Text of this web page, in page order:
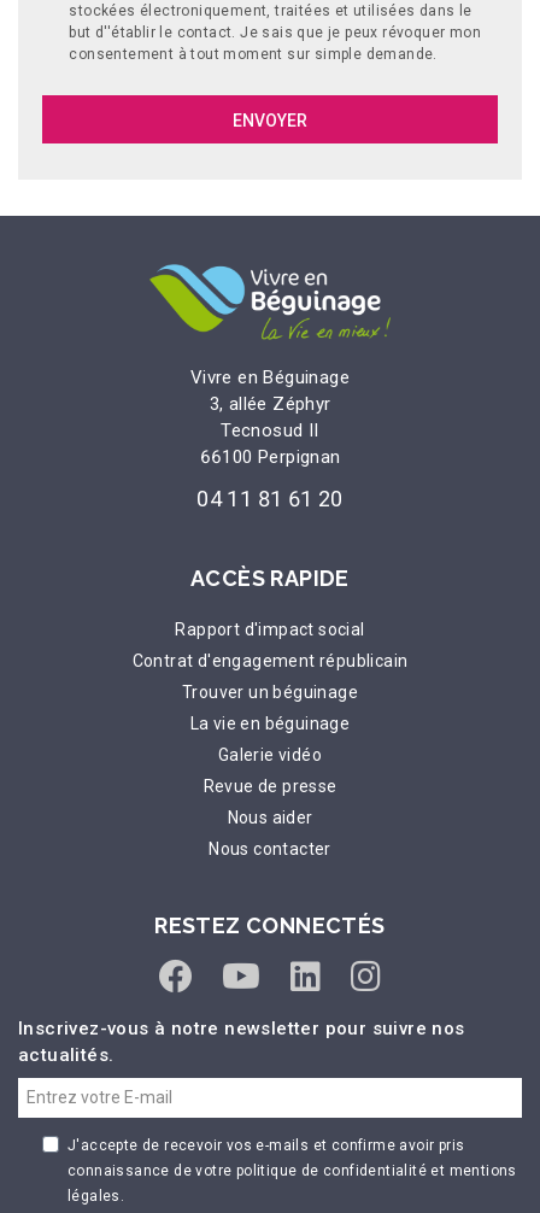
stockées électroniquement, traitées et utilisées dans le
but d''établir le contact. Je sais que je peux révoquer mon
consentement à tout moment sur simple demande.
Vivre en Béguinage
3, allée Zéphyr
Tecnosud II
66100 Perpignan
04 11 81 61 20
ACCÈS RAPIDE
Rapport d'impact social
Contrat d'engagement républicain
Trouver un béguinage
La vie en béguinage
Galerie vidéo
Revue de presse
Nous aider
Nous contacter
RESTEZ CONNECTÉS
Inscrivez-vous à notre newsletter pour suivre nos
actualités.
J'accepte de recevoir vos e-mails et confirme avoir pris
connaissance de votre politique de confidentialité et mentions
légales.